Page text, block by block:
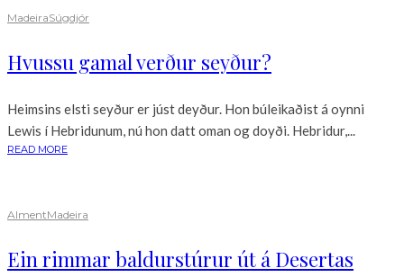
MadeiraSúgdjór
Hvussu gamal verður seyður?
Heimsins elsti seyður er júst deyður. Hon búleikaðist á oynni
Lewis í Hebridunum, nú hon datt oman og doyði. Hebridur,...
READ MORE
AlmentMadeira
Ein rimmar baldurstúrur út á Desertas